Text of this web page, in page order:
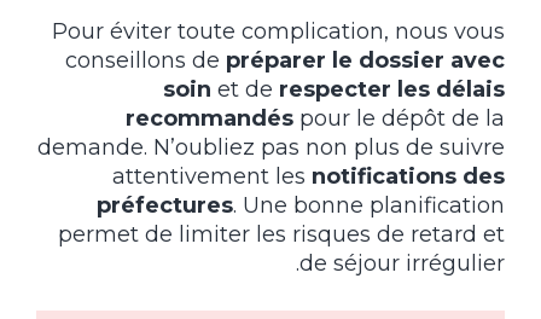
Pour éviter toute complication, nous vous
conseillons de préparer le dossier avec
soin et de respecter les délais
recommandés pour le dépôt de la
demande. N’oubliez pas non plus de suivre
attentivement les notifications des
préfectures. Une bonne planification
permet de limiter les risques de retard et
de séjour irrégulier.